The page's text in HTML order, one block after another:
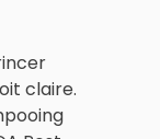
claire.